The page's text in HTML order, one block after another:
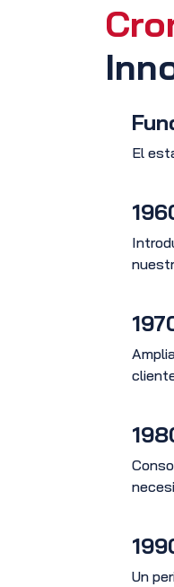
El
Un